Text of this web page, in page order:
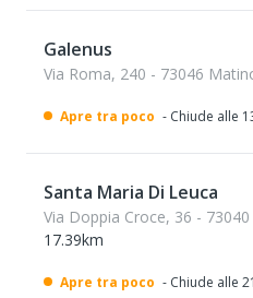
Galenus
Via Roma, 240 - 73046
Apre tra poco - Chiude alle
Santa Maria Di Leuca
Via Doppia Croce, 36 -
17.39km
Apre tra poco - Chiude alle